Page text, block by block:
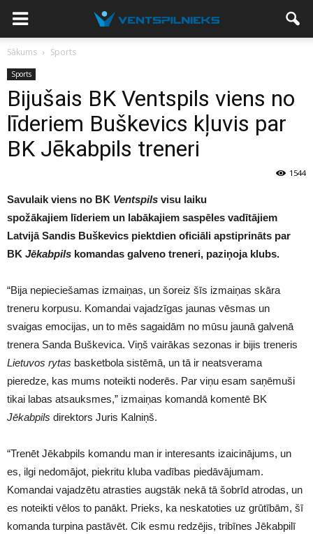
Sākums Sports
Sports
Bijušais BK Ventspils viens no
līderiem Buškevics kļuvis par
BK Jēkabpils treneri
1544
Savulaik viens no BK Ventspils visu laiku
spožākajiem līderiem un labākajiem saspēles vadītājiem
Latvijā Sandis Buškevics piektdien oficiāli apstiprināts par
BK Jēkabpils komandas galveno treneri, paziņoja klubs.
“Bija nepieciešamas izmaiņas, un šoreiz šīs izmaiņas skāra
treneru korpusu. Komandai vajadzīgas jaunas vēsmas un
svaigas emocijas, un to mēs sagaidām no mūsu jaunā galvenā
trenera Sanda Buškevica. Viņš vairākas sezonas ir bijis treneris
Lietuvos rytas basketbola sistēmā, un tā ir neatsverama
pieredze, kas mums noteikti noderēs. Par viņu esam saņēmuši
tikai labas atsauksmes,” izmaiņas komandā komentē BK
Jēkabpils direktors Juris Kalniņš.
“Trenēt Jēkabpils komandu man ir interesants izaicinājums, un
es, ilgi nedomājot, piekritu kluba vadības piedāvājumam.
Komandai vajadzētu atrasties augstāk nekā tā šobrīd atrodas, un
es noteikti vēlos to panākt. Prieks, ka neskatoties uz grūtībām, šī
komanda turpina pastāvēt. Cik esmu redzējis, tribīnes Jēkabpilī